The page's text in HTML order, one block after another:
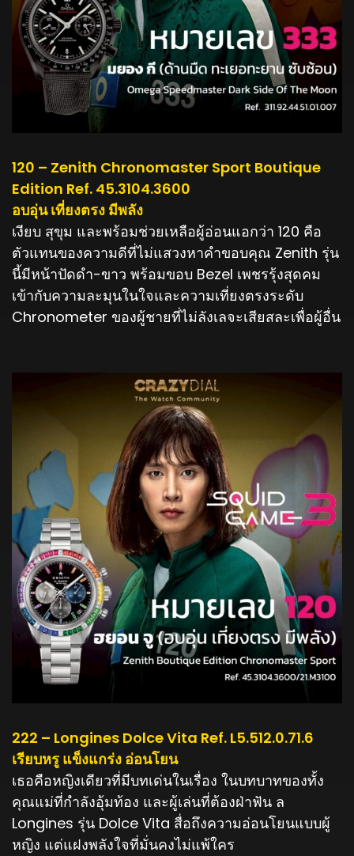
120 – Zenith Chronomaster Sport Boutique
Edition Ref. 45.3104.3600
อบอุ่น เที่ยงตรง มีพลัง
เงียบ สุขุม และพร้อมช่วยเหลือผู้อ่อนแอกว่า 120 คือ
ตัวแทนของความดีที่ไม่แสวงหาคำขอบคุณ Zenith รุ่น
นี้มีหน้าปัดดำ-ขาว พร้อมขอบ Bezel เพชรรุ้งสุดคม
เข้ากับความละมุนในใจและความเที่ยงตรงระดับ
Chronometer ของผู้ชายที่ไม่ลังเลจะเสียสละเพื่อผู้อื่น
222 – Longines Dolce Vita Ref. L5.512.0.71.6
เรียบหรู แข็งแกร่ง อ่อนโยน
เธอคือหญิงเดียวที่มีบทเด่นในเรื่อง ในบทบาทของทั้ง
คุณแม่ที่กำลังอุ้มท้อง และผู้เล่นที่ต้องฝ่าฟัน ล
Longines รุ่น Dolce Vita สื่อถึงความอ่อนโยนแบบผู้
หญิง แต่แฝงพลังใจที่มั่นคงไม่แพ้ใคร